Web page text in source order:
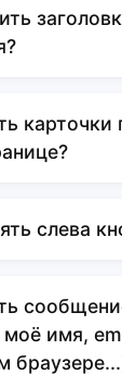
карточки
слева
имя,